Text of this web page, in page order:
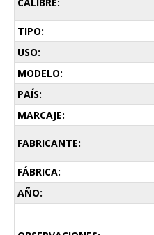
TIPO:
USO:
MODELO:
PAÍS:
MARCAJE:
FABRICANTE:
FÁBRICA:
AÑO: